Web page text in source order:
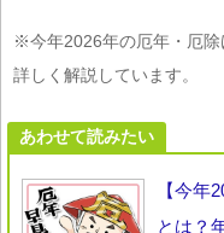
※今年2026年の厄年・厄
詳しく解説しています。
あわせて読みたい
【今年
とは？